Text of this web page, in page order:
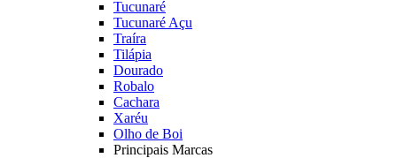
Tucunaré
Tucunaré Açu
Traíra
Tilápia
Dourado
Robalo
Cachara
Xaréu
Olho de Boi
Principais Marcas